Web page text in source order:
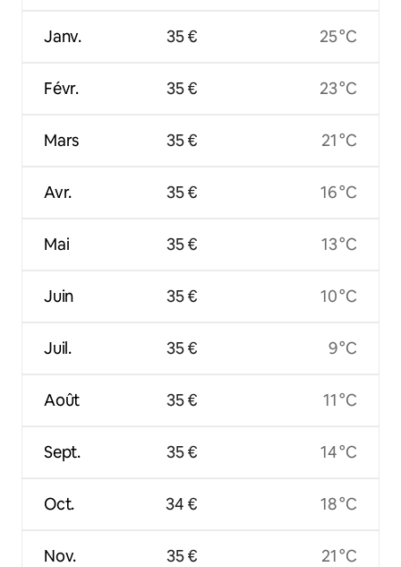
Janv.
Févr.
Mars
Avr.
Mai
Juin
Juil.
Août
Sept.
Oct.
Nov.
35 €
35 €
35 €
35 €
35 €
35 €
35 €
35 €
35 €
34 €
35 €
25 °C
23 °C
21 °C
16 °C
13 °C
10 °C
9 °C
11 °C
14 °C
18 °C
21 °C